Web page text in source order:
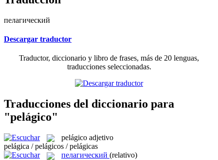
пелагический
Descargar traductor
Traductor, diccionario y libro de frases, más de 20 lenguas,
traducciones seleccionadas.
Traducciones del diccionario para
"pelágico"
pelágico adjetivo
pelágica / pelágicos / pelágicas
пелагический (relativo)